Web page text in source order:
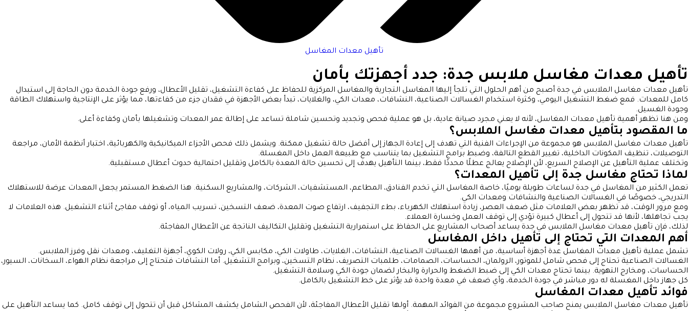
تأهيل معدات المغاسل
تأهيل معدات مغاسل ملابس جدة: جدد أجهزتك بأمان
تأهيل معدات مغاسل الملابس في جدة أصبح من أهم الحلول التي تلجأ إليها المغاسل التجارية والمغاسل المركزية للحفاظ على كفاءة التشغيل، تقليل الأعطال، ورفع جودة الخدمة دون الحاجة إلى استبدال
كامل للمعدات. فمع ضغط التشغيل اليومي، وكثرة استخدام الغسالات الصناعية، النشافات، معدات الكي، والغلايات، تبدأ بعض الأجهزة في فقدان جزء من كفاءتها، مما يؤثر على الإنتاجية واستهلاك الطاقة
وجودة الغسيل.
ومن هنا تظهر أهمية تأهيل معدات المغاسل، لأنه لا يعني مجرد صيانة عادية، بل هو عملية فحص وتجديد وتحسين شاملة تساعد على إطالة عمر المعدات وتشغيلها بأمان وكفاءة أعلى.
ما المقصود بتأهيل معدات مغاسل الملابس؟
تأهيل معدات مغاسل الملابس هو مجموعة من الإجراءات الفنية التي تهدف إلى إعادة الجهاز إلى أفضل حالة تشغيل ممكنة. ويشمل ذلك فحص الأجزاء الميكانيكية والكهربائية، اختبار أنظمة الأمان، مراجعة
التوصيلات، تنظيف المكونات الداخلية، تغيير القطع التالفة، وضبط برامج التشغيل بما يتناسب مع طبيعة العمل داخل المغسلة.
وتختلف عملية التأهيل عن الإصلاح السريع، لأن الإصلاح يعالج عطلًا محددًا فقط، بينما التأهيل يهدف إلى تحسين حالة المعدة بالكامل وتقليل احتمالية حدوث أعطال مستقبلية.
لماذا تحتاج مغاسل جدة إلى تأهيل المعدات؟
تعمل الكثير من المغاسل في جدة لساعات طويلة يوميًا، خاصة المغاسل التي تخدم الفنادق، المطاعم، المستشفيات، الشركات، والمشاريع السكنية. هذا الضغط المستمر يجعل المعدات عرضة للاستهلاك
التدريجي، خصوصًا في الغسالات الصناعية والنشافات ومعدات الكي.
ومع مرور الوقت، قد تظهر بعض العلامات مثل ضعف العصر، زيادة استهلاك الكهرباء، بطء التجفيف، ارتفاع صوت المعدة، ضعف التسخين، تسريب المياه، أو توقف مفاجئ أثناء التشغيل. هذه العلامات لا
يجب تجاهلها، لأنها قد تتحول إلى أعطال كبيرة تؤدي إلى توقف العمل وخسارة العملاء.
لذلك، فإن تأهيل معدات مغاسل الملابس في جدة يساعد أصحاب المشاريع على الحفاظ على استمرارية التشغيل وتقليل التكاليف الناتجة عن الأعطال المفاجئة.
أهم المعدات التي تحتاج إلى تأهيل داخل المغاسل
تشمل عملية تأهيل معدات المغاسل عدة أجهزة أساسية، من أهمها الغسالات الصناعية، النشافات، الغلايات، طاولات الكي، مكابس الكي، رولات الكوي، أجهزة التغليف، ومعدات نقل وفرز الملابس.
الغسالات الصناعية تحتاج إلى فحص شامل للموتور، الرولمان، الحساسات، الصمامات، طلمبات التصريف، نظام التسخين، وبرامج التشغيل. أما النشافات فتحتاج إلى مراجعة نظام الهواء، السخانات، السيور،
الحساسات، ومخارج التهوية. بينما تحتاج معدات الكي إلى ضبط الضغط والحرارة والبخار لضمان جودة الكي وسلامة التشغيل.
كل جهاز داخل المغسلة له دور مباشر في جودة الخدمة، وأي ضعف في معدة واحدة قد يؤثر على خط التشغيل بالكامل.
فوائد تأهيل معدات المغاسل
تأهيل معدات مغاسل الملابس يمنح صاحب المشروع مجموعة من الفوائد المهمة. أولها تقليل الأعطال المفاجئة، لأن الفحص الشامل يكشف المشاكل قبل أن تتحول إلى توقف كامل. كما يساعد التأهيل على